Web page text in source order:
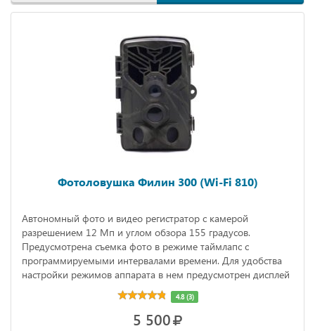
Фотоловушка Филин 300 (Wi-Fi 810)
Автономный фото и видео регистратор с камерой
разрешением 12 Мп и углом обзора 155 градусов.
Предусмотрена съемка фото в режиме таймлапс с
программируемыми интервалами времени. Для удобства
настройки режимов аппарата в нем предусмотрен дисплей
диагональю 2,4 дюйма.
4.8 (3)
5 500